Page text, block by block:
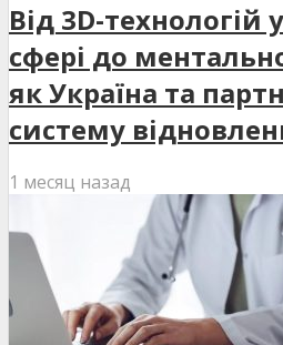
Від 3D-технологій
сфері до
як Україна та
систему
1 месяц назад